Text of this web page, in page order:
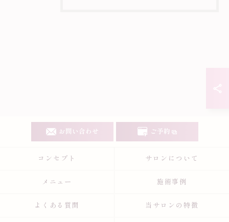
お問い合わせ ご予約
コンセプト サロンについて
メニュー 施術事例
よくある質問 当サロンの特徴